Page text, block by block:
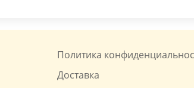
Политика
Доставка